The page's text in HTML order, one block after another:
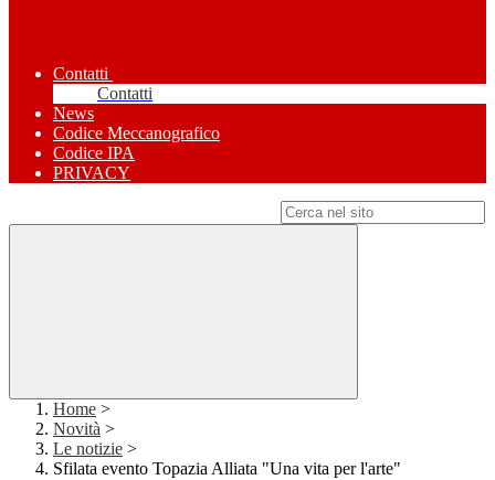
Contatti
Contatti
News
Codice Meccanografico
Codice IPA
PRIVACY
Home >
Novità >
Le notizie >
Sfilata evento Topazia Alliata "Una vita per l'arte"